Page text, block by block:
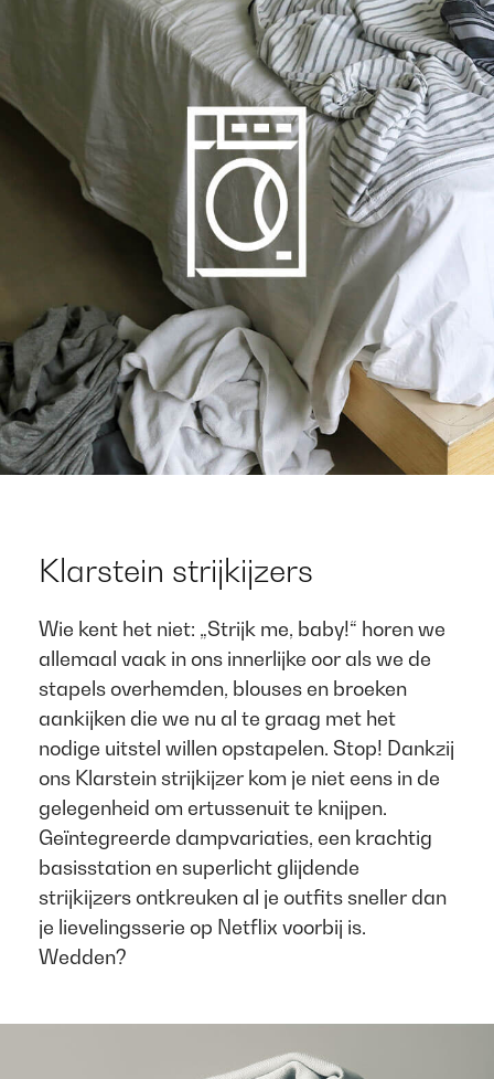
Klarstein strijkijzers​
Wie kent het niet: „Strijk me, baby!“ horen we
allemaal vaak in ons innerlijke oor als we de
stapels overhemden, blouses en broeken
aankijken die we nu al te graag met het
nodige uitstel willen opstapelen. Stop! Dankzij
ons Klarstein strijkijzer kom je niet eens in de
gelegenheid om ertussenuit te knijpen.
Geïntegreerde dampvariaties, een krachtig
basisstation en superlicht glijdende
strijkijzers ontkreuken al je outfits sneller dan
je lievelingsserie op Netflix voorbij is.
Wedden?​​